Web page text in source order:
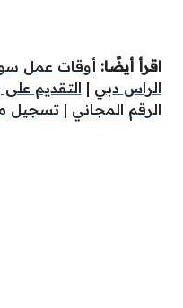
اقرأ أيضًا: أوقات عمل
الراس دبي | التقديم
الرقم المجاني | تسجيل